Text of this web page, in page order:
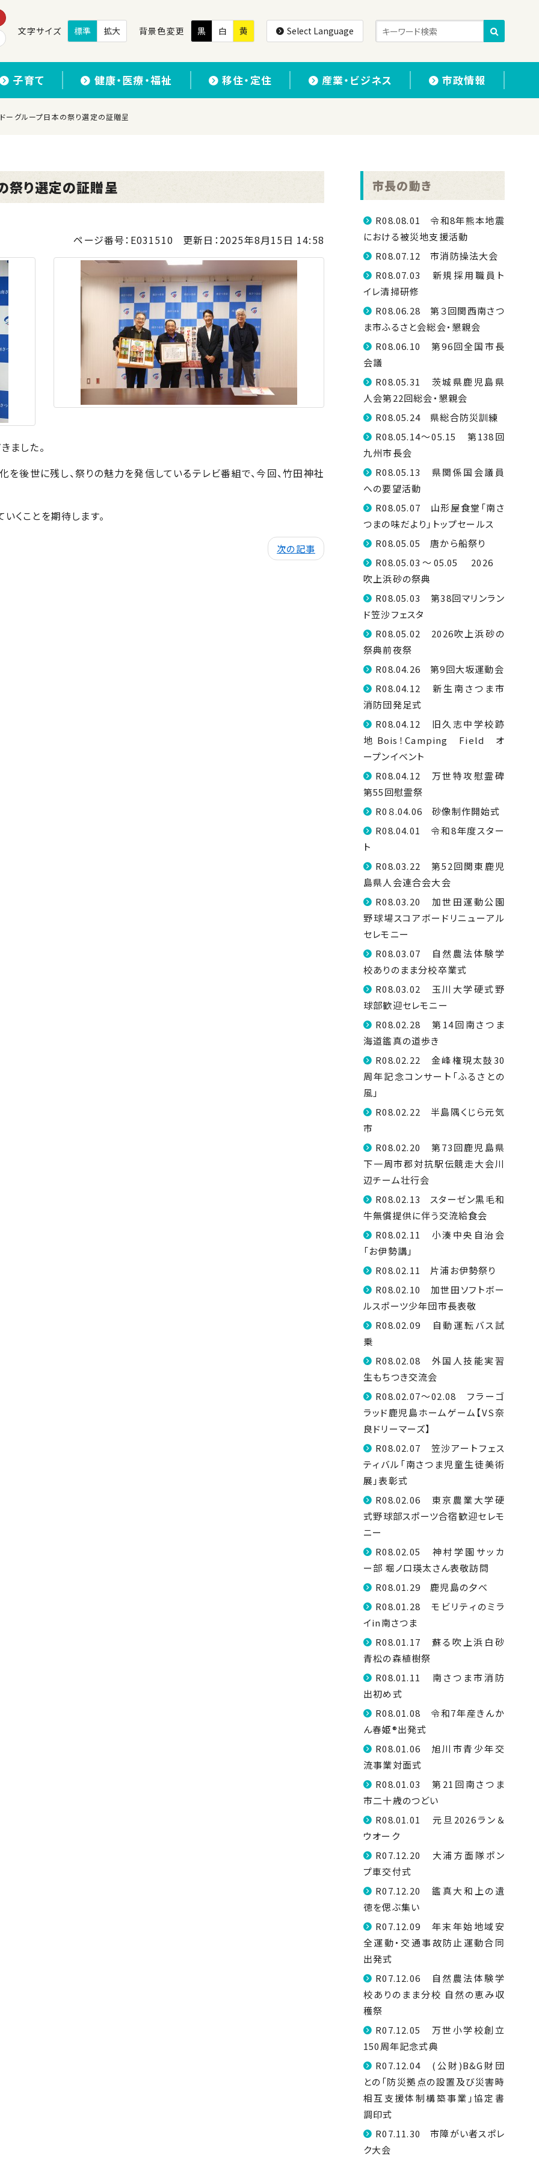
文字サイズ 標準 拡大 背景色変更 黒 白 黄 Select Language
子育て 健康・医療・福祉 移住・定住 産業・ビジネス 市政情報
グループ日本の祭り選定の証贈呈
り選定の証贈呈
ページ番号：E031510 更新日：2025年8月15日 14:58
ました。
後世に残し、祭りの魅力を発信しているテレビ番組で、今回、竹田神社
ことを期待します。
次の記事
市長の動き
R08.08.01 令和8年熊本地震
における被災地支援活動
R08.07.12 市消防操法大会
R08.07.03 新規採用職員ト
イレ清掃研修
R08.06.28 第３回関西南さつ
ま市ふるさと会総会・懇親会
R08.06.10 第96回全国市長
会議
R08.05.31 茨城県鹿児島県
人会第22回総会・懇親会
R08.05.24 県総合防災訓練
R08.05.14～05.15 第138回
九州市長会
R08.05.13 県関係国会議員
への要望活動
R08.05.07 山形屋食堂「南さ
つまの味だより」トップセールス
R08.05.05 唐から船祭り
R08.05.03～05.05 2026
吹上浜砂の祭典
R08.05.03 第38回マリンラン
ド笠沙フェスタ
R08.05.02 2026吹上浜砂の
祭典前夜祭
R08.04.26 第9回大坂運動会
R08.04.12 新生南さつま市
消防団発足式
R08.04.12 旧久志中学校跡
地 Bois！Camping Field オ
ープンイベント
R08.04.12 万世特攻慰霊碑
第55回慰霊祭
R0８.04.06 砂像制作開始式
R08.04.01 令和8年度スター
ト
R08.03.22 第52回関東鹿児
島県人会連合会大会
R08.03.20 加世田運動公園
野球場スコアボードリニューアル
セレモニー
R08.03.07 自然農法体験学
校ありのまま分校卒業式
R08.03.02 玉川大学硬式野
球部歓迎セレモニー
R08.02.28 第14回南さつま
海道鑑真の道歩き
R08.02.22 金峰権現太鼓30
周年記念コンサート「ふるさとの
風」
R08.02.22 半島隅くじら元気
市
R08.02.20 第73回鹿児島県
下一周市郡対抗駅伝競走大会川
辺チーム壮行会
R08.02.13 スターゼン黒毛和
牛無償提供に伴う交流給食会
R08.02.11 小湊中央自治会
「お伊勢講」
R08.02.11 片浦お伊勢祭り
R08.02.10 加世田ソフトボー
ルスポーツ少年団市長表敬
R08.02.09 自動運転バス試
乗
R08.02.08 外国人技能実習
生もちつき交流会
R08.02.07～02.08 フラーゴ
ラッド鹿児島ホームゲーム【VS奈
良ドリーマーズ】
R08.02.07 笠沙アートフェス
ティバル「南さつま児童生徒美術
展」表彰式
R08.02.06 東京農業大学硬
式野球部スポーツ合宿歓迎セレモ
ニー
R08.02.05 神村学園サッカ
ー部 堀ノ口瑛太さん表敬訪問
R08.01.29 鹿児島の夕べ
R08.01.28 モビリティのミラ
イin南さつま
R08.01.17 蘇る吹上浜白砂
青松の森植樹祭
R08.01.11 南さつま市消防
出初め式
R08.01.08 令和7年産きんか
ん春姫®出発式
R08.01.06 旭川市青少年交
流事業対面式
R08.01.03 第21回南さつま
市二十歳のつどい
R08.01.01 元旦2026ラン＆
ウオーク
R07.12.20 大浦方面隊ポン
プ車交付式
R07.12.20 鑑真大和上の遺
徳を偲ぶ集い
R07.12.09 年末年始地域安
全運動・交通事故防止運動合同
出発式
R07.12.06 自然農法体験学
校ありのまま分校 自然の恵み収
穫祭
R07.12.05 万世小学校創立
150周年記念式典
R07.12.04 (公財)B&G財団
との「防災拠点の設置及び災害時
相互支援体制構築事業」協定書
調印式
R07.11.30 市障がい者スポレ
ク大会